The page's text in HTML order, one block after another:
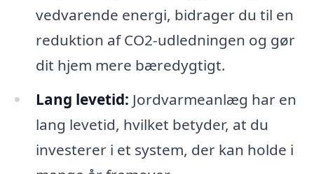
vedvarende energi, bidrager du til en
reduktion af CO2-udledningen og gør
dit hjem mere bæredygtigt.
Lang levetid: Jordvarmeanlæg har en
lang levetid, hvilket betyder, at du
investerer i et system, der kan holde i